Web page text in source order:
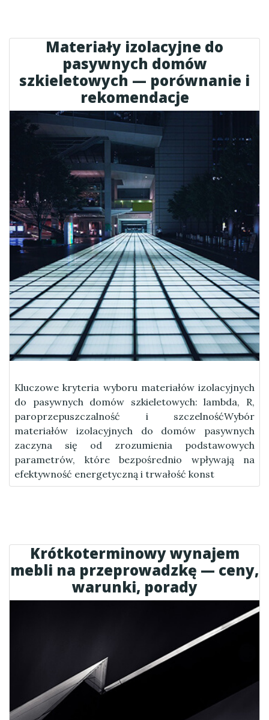
Materiały izolacyjne do
pasywnych domów
szkieletowych — porównanie i
rekomendacje
Kluczowe kryteria wyboru materiałów izolacyjnych
do pasywnych domów szkieletowych: lambda, R,
paroprzepuszczalność i szczelnośćWybór
materiałów izolacyjnych do domów pasywnych
zaczyna się od zrozumienia podstawowych
parametrów, które bezpośrednio wpływają na
efektywność energetyczną i trwałość konst
Krótkoterminowy wynajem
mebli na przeprowadzkę — ceny,
warunki, porady